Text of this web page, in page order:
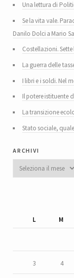
Una lettura di
Se la vita vale.
Danilo Dolci a Mario
Costellazioni.
La guerra delle
I libri e i soldi. Nel
Il potere istituente
La transizione
Stato sociale,
archivi
Archivi
L
M
3 4